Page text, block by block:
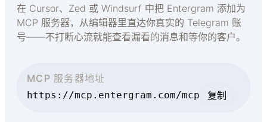
在 Cursor、Zed 或 Windsurf 中把 Entergram 添加为
MCP 服务器，从编辑器里直达你真实的 Telegram 账
号——不打断心流就能查看漏看的消息和等你的客户。
MCP 服务器地址
https://mcp.entergram.com/mcp 复制